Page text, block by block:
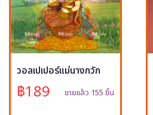
วอลเปเปอร์แม่นางกวัก
฿189 ขายแล้ว 155 ชิ้น